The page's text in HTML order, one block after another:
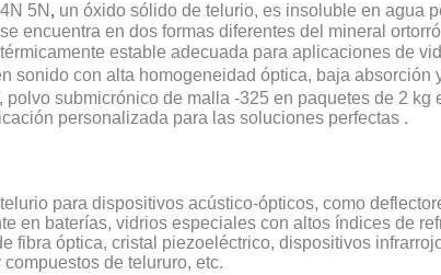
5N , un óxido sólido de telurio, es insoluble en agua
encuentra en dos formas diferentes del mineral
estable adecuada para aplicaciones de
con alta homogeneidad óptica, baja absorción
submicrónico de malla -325 en paquetes de 2
personalizada para las soluciones perfectas .
para dispositivos acústico-ópticos, como
en baterías, vidrios especiales con altos índices de
óptica, cristal piezoeléctrico, dispositivos
de telururo, etc.